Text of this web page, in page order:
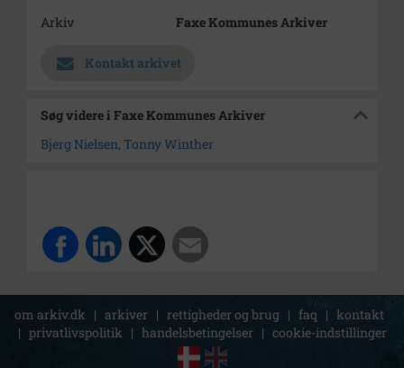
Arkiv
Faxe Kommunes Arkiver
Kontakt arkivet
Søg videre i Faxe Kommunes Arkiver
Bjerg Nielsen, Tonny Winther
om arkiv.dk | arkiver | rettigheder og brug | faq | kontakt
| privatlivspolitik | handelsbetingelser | cookie-indstillinger